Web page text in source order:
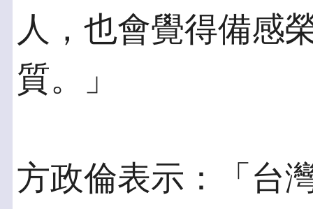
人，也會覺得備感
質。」
方政倫表示：「台